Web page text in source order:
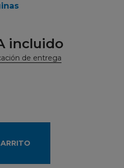
incluido
de entrega